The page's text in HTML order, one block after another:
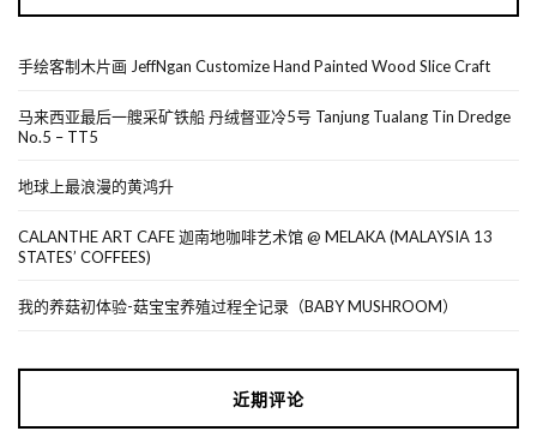
手绘客制木片画 JeffNgan Customize Hand Painted Wood Slice Craft
马来西亚最后一艘采矿铁船 丹绒督亚冷5号 Tanjung Tualang Tin Dredge
No.5 – TT5
地球上最浪漫的黄鸿升
CALANTHE ART CAFE 迦南地咖啡艺术馆 @ MELAKA (MALAYSIA 13
STATES’ COFFEES)
我的养菇初体验-菇宝宝养殖过程全记录（BABY MUSHROOM）
近期评论